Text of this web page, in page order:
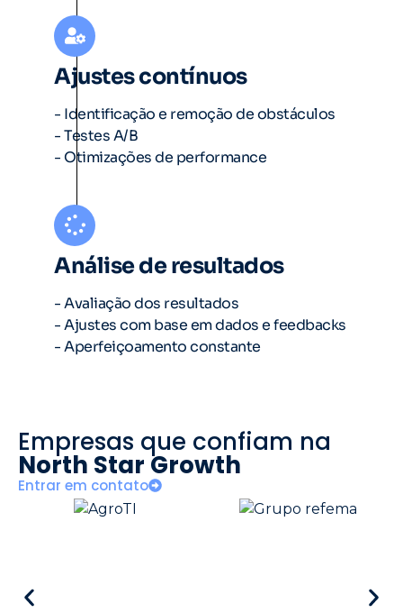
Ajustes contínuos
- Identificação e remoção de obstáculos
- Testes A/B
- Otimizações de performance
Análise de resultados
- Avaliação dos resultados
- Ajustes com base em dados e feedbacks
- Aperfeiçoamento constante
Empresas que confiam na
North Star Growth
Entrar em contato